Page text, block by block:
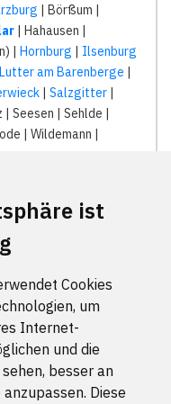
ist
Cookies
um
Internet-
und die
besser an
Diese
| Börßum |
| Hahausen |
| Hornburg | Ilsenburg
Lutter am Barenberge |
| Salzgitter |
| Seesen | Sehlde |
| Wildemann |
berührungslose
am 06 August